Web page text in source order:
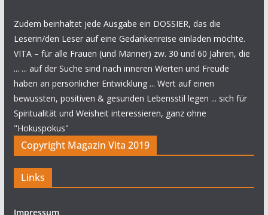
Zudem beinhaltet jede Ausgabe ein DOSSIER, das die
Leserin/den Leser auf eine Gedankenreise einladen möchte.
VITA – für alle Frauen (und Männer) zw. 30 und 60 Jahren, die
... ... auf der Suche sind nach inneren Werten und Freude
haben an persönlicher Entwicklung ... Wert auf einen
bewussten, positiven & gesunden Lebensstil legen ... sich für
Spiritualität und Weisheit interessieren, ganz ohne
"Hokuspokus"
Copyright Magazin Vita 2019
Links
Impressum